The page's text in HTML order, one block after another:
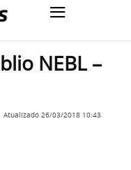
NEBL –
Atualizado 26/03/2018 10:43